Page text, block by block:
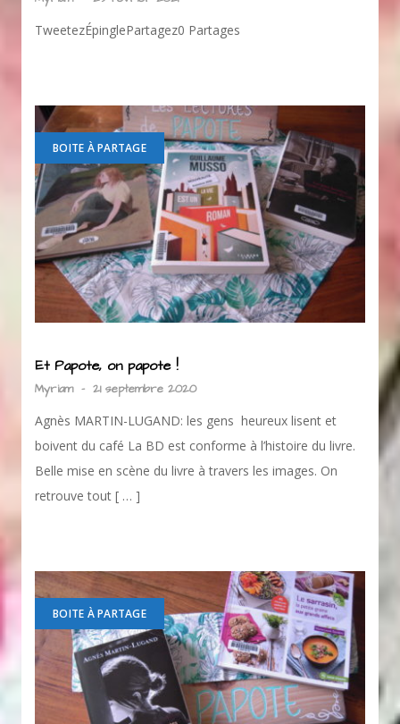
TweetezÉpinglePartagez0 Partages
BOITE À PARTAGE
Et Papote, on papote !
Myriam - 21 septembre 2020
Agnès MARTIN-LUGAND: les gens heureux lisent et
boivent du café La BD est conforme à l’histoire du livre.
Belle mise en scène du livre à travers les images. On
retrouve tout [ … ]
BOITE À PARTAGE